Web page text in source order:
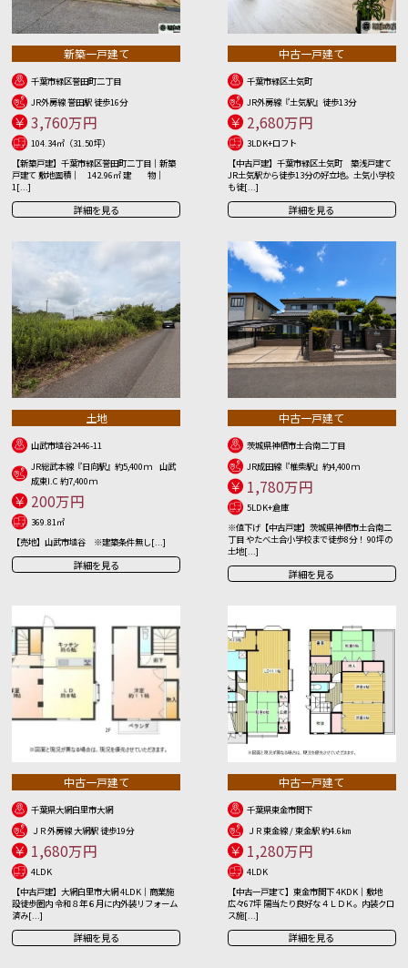
新築一戸建て
千葉市緑区誉田町二丁目
JR外房線 誉田駅 徒歩16分
3,760万円
104.34㎡（31.50坪）
【新築戸建】千葉市緑区誉田町二丁目｜新築
戸建て 敷地面積｜ 142.96㎡ 建 物｜
1[...]
詳細を見る
中古一戸建て
千葉市緑区土気町
JR外房線『土気駅』徒歩13分
2,680万円
3LDK+ロフト
【中古戸建】千葉市緑区土気町 築浅戸建て
JR土気駅から徒歩13分の好立地。土気小学校
も徒[...]
詳細を見る
土地
山武市埴谷2446-11
JR総武本線『日向駅』約5,400ｍ 山武
成東I.C 約7,400ｍ
200万円
369.81㎡
【売地】山武市埴谷 ※建築条件無し[...]
詳細を見る
中古一戸建て
茨城県神栖市土合南二丁目
JR成田線『椎柴駅』約4,400ｍ
1,780万円
5LDK+倉庫
※値下げ【中古戸建】茨城県神栖市土合南二
丁目 やたべ土合小学校まで徒歩8分！ 90坪の
土地[...]
詳細を見る
中古一戸建て
千葉県大網白里市大網
ＪＲ外房線 大網駅 徒歩19分
1,680万円
4LDK
【中古戸建】大網白里市大網 4LDK｜商業施
設徒歩圏内 令和８年６月に内外装リフォーム
済み[...]
詳細を見る
中古一戸建て
千葉県東金市関下
ＪＲ東金線 / 東金駅 約4.6㎞
1,280万円
4LDK
【中古一戸建て】東金市関下 4KDK｜敷地
広々67坪 陽当たり良好な４ＬＤＫ。内装クロ
ス施[...]
詳細を見る